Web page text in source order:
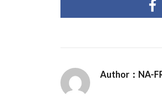
Author：NA-